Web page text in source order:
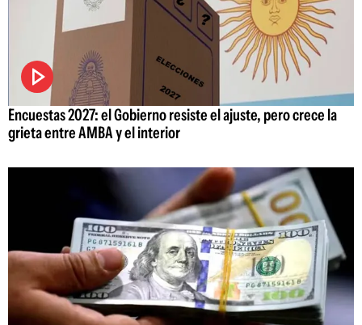
Encuestas 2027: el Gobierno resiste el ajuste, pero crece la
grieta entre AMBA y el interior